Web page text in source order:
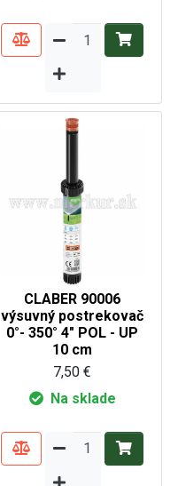
CLABER 90006
výsuvný postrekovač
0°- 350° 4" POL - UP
10 cm
7,50 €
Na sklade